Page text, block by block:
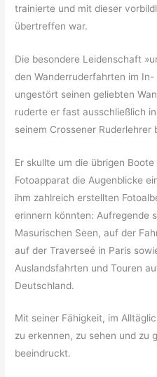
trainierte und mit dieser
übertreffen war.
Die besondere Leidenschaft
den Wanderruderfahrten im
ungestört seinen geliebten
ruderte er fast ausschließlich
seinem Crossener Ruderlehrer
Er skullte um die übrigen
Fotoapparat die Augenblicke
ihm zahlreich erstellten
erinnern könnten: Aufregende
Masurischen Seen, auf der
auf der Traverseé in Paris
Auslandsfahrten und Touren
Deutschland.
Mit seiner Fähigkeit, im
zu erkennen, zu sehen und zu
beeindruckt.